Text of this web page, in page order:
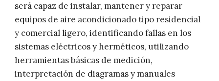
será capaz de instalar, mantener y reparar
equipos de aire acondicionado tipo residencial
y comercial ligero, identificando fallas en los
sistemas eléctricos y herméticos, utilizando
herramientas básicas de medición,
interpretación de diagramas y manuales